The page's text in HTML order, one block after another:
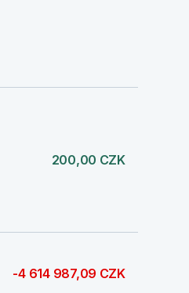
200,00 CZK
-4 614 987,09 CZK